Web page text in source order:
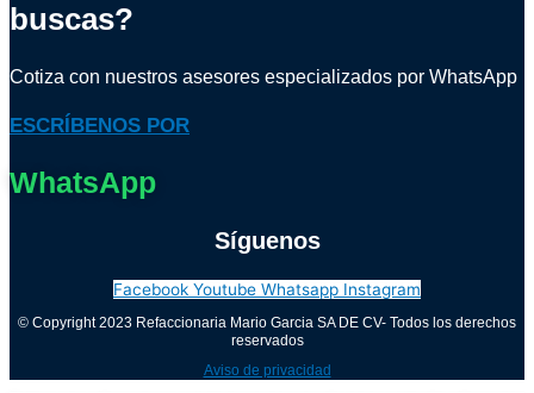
buscas?
Cotiza con nuestros asesores especializados por WhatsApp
ESCRÍBENOS POR
WhatsApp
Síguenos
Facebook Youtube Whatsapp Instagram
© Copyright 2023 Refaccionaria Mario Garcia SA DE CV- Todos los derechos
reservados
Aviso de privacidad